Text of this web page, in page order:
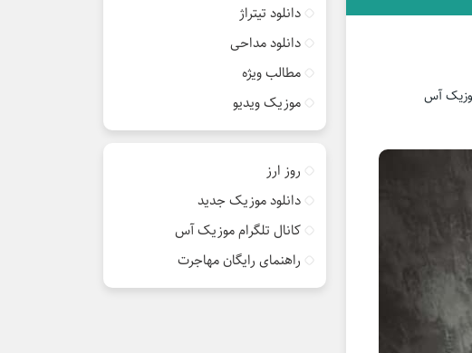
دانلود تیتراژ
دانلود مداحی
مطالب ویژه
موزیک ویدیو
روز ارز
دانلود موزیک جدید
کانال تلگرام موزیک آس
راهنمای رایگان مهاجرت